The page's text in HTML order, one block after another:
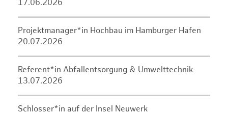
17.06.2026
Projektmanager*in Hochbau im Hamburger Hafen
20.07.2026
Referent*in Abfallentsorgung & Umwelttechnik
13.07.2026
Schlosser*in auf der Insel Neuwerk